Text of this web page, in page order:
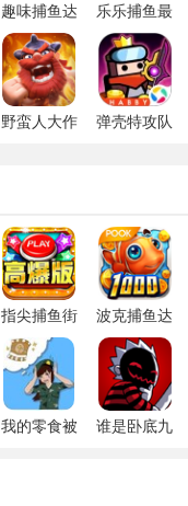
趣味捕鱼达
人最新版
乐乐捕鱼最
新版本
野蛮人大作
弹壳特攻队
指尖捕鱼街
机版新版
2026
波克捕鱼达
人千炮版
2026微信版
本
我的零食被
谁是卧底九